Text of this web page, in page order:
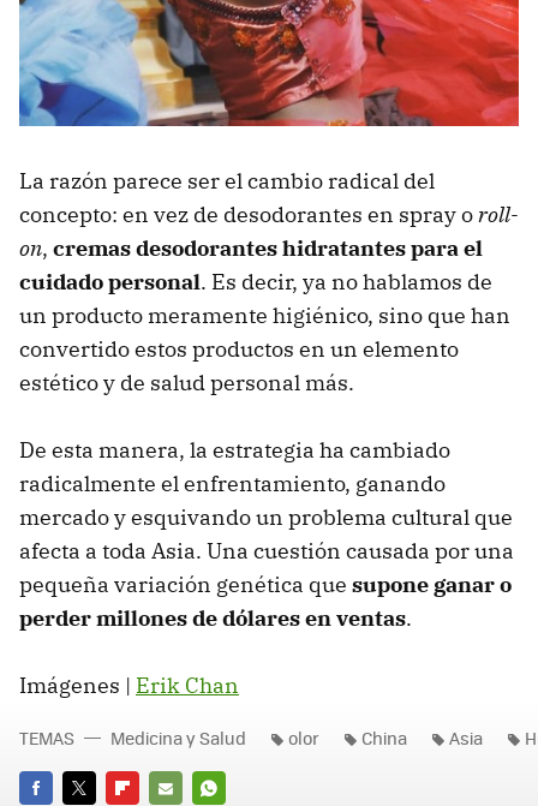
La razón parece ser el cambio radical del
concepto: en vez de desodorantes en spray oroll-
on, cremas desodorantes hidratantes para el
cuidado personal. Es decir, ya no hablamos de
un producto meramente higiénico, sino que han
convertido estos productos en un elemento
estético y de salud personal más.
De esta manera, la estrategia ha cambiado
radicalmente el enfrentamiento, ganando
mercado y esquivando un problema cultural que
afecta a toda Asia. Una cuestión causada por una
pequeña variación genética que supone ganar o
perder millones de dólares en ventas.
Imágenes | Erik Chan
TEMAS Medicina y Salud olor China Asia